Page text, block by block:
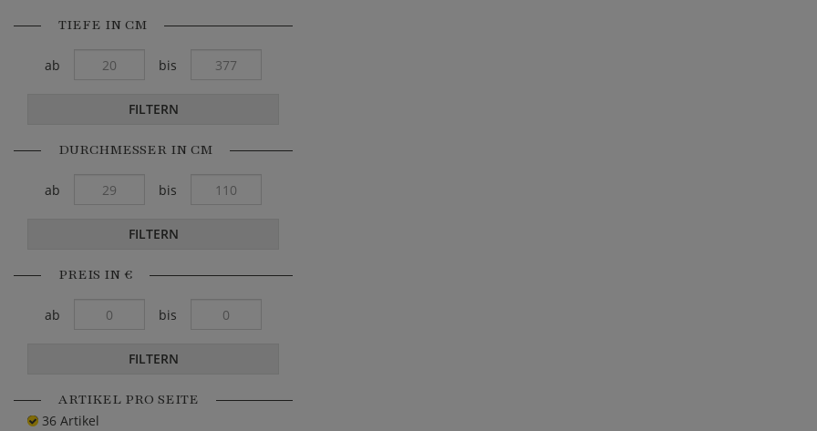
TIEFE IN CM
ab bis
FILTERN
DURCHMESSER IN CM
ab bis
FILTERN
PREIS IN €
ab bis
FILTERN
ARTIKEL PRO SEITE
36 Artikel